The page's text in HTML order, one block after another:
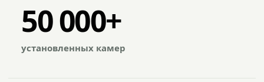
50 000+
установленных камер